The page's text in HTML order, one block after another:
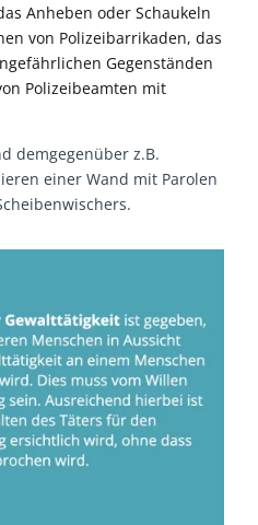
Anheben oder Schaukeln
von Polizeibarrikaden, das
Gegenständen
Polizeibeamten mit
demgegenüber z.B.
einer Wand mit Parolen